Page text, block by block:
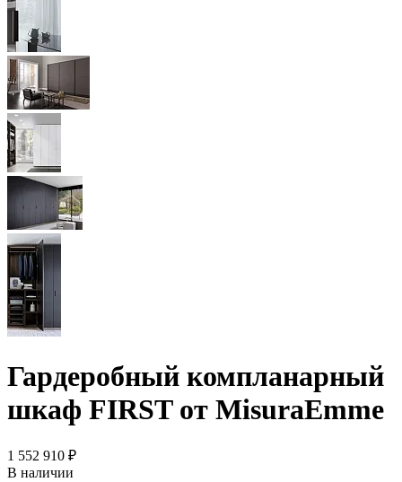
Гардеробный компланарный
шкаф FIRST от MisuraEmme
1 552 910 ₽
В наличии